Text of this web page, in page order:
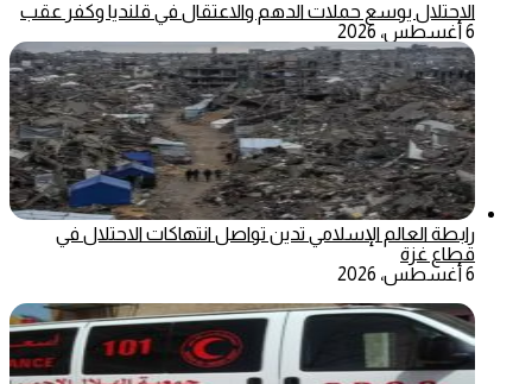
الاحتلال يوسع حملات الدهم والاعتقال في قلنديا وكفر عقب
6 أغسطس، 2026
رابطة العالم الإسلامي تدين تواصل انتهاكات الاحتلال في
قطاع غزة
6 أغسطس، 2026